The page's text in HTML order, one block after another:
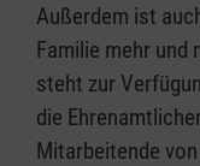
Außerdem ist
Familie mehr und
steht zur
die
Mitarbeitende